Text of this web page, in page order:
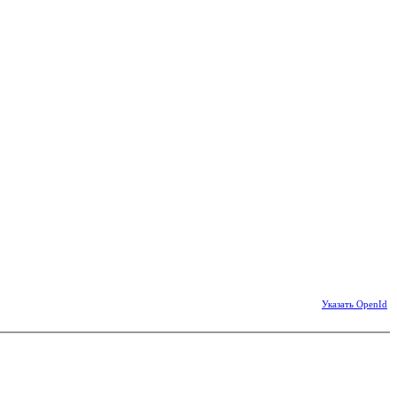
Указать OpenId